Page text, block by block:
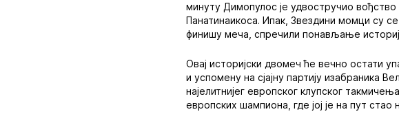
минуту Димопулос је удвостручио
Панатинаикоса. Ипак, Звездини момци су
финишу меча, спречили понављање
Овај историјски двомеч ће вечно остати
и успомену на сјајну партију изабраника
најелитнијег европског клупског
европских шампиона, где јој је на пут